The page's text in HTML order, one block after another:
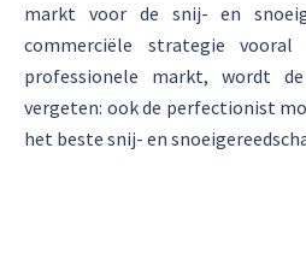
markt voor de snij- en
commerciële strategie
professionele markt, wordt
vergeten: ook de perfectionist
het beste snij- en